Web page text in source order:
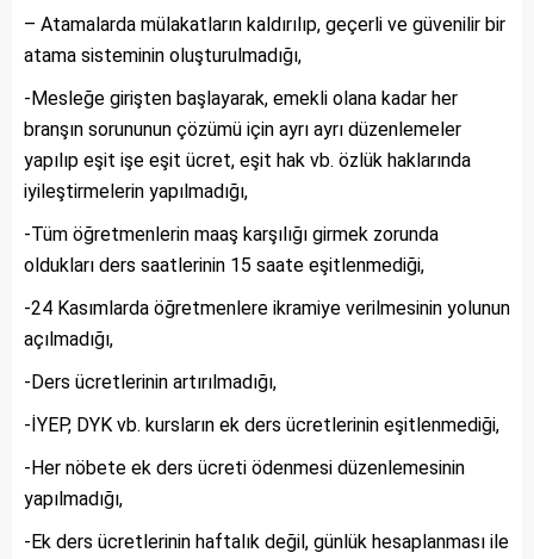
– Atamalarda mülakatların kaldırılıp, geçerli ve güvenilir bir
atama sisteminin oluşturulmadığı,
-Mesleğe girişten başlayarak, emekli olana kadar her
branşın sorununun çözümü için ayrı ayrı düzenlemeler
yapılıp eşit işe eşit ücret, eşit hak vb. özlük haklarında
iyileştirmelerin yapılmadığı,
-Tüm öğretmenlerin maaş karşılığı girmek zorunda
oldukları ders saatlerinin 15 saate eşitlenmediği,
-24 Kasımlarda öğretmenlere ikramiye verilmesinin yolunun
açılmadığı,
-Ders ücretlerinin artırılmadığı,
-İYEP, DYK vb. kursların ek ders ücretlerinin eşitlenmediği,
-Her nöbete ek ders ücreti ödenmesi düzenlemesinin
yapılmadığı,
-Ek ders ücretlerinin haftalık değil, günlük hesaplanması ile